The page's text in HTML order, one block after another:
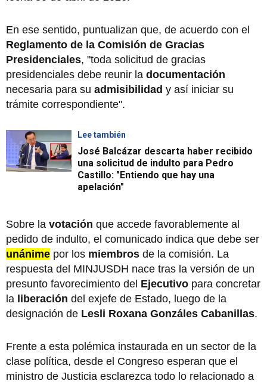
En ese sentido, puntualizan que, de acuerdo con el
Reglamento de la Comisión de Gracias
Presidenciales, "toda solicitud de gracias
presidenciales debe reunir la documentación
necesaria para su admisibilidad y así iniciar su
trámite correspondiente".
Lee también
José Balcázar descarta haber recibido
una solicitud de indulto para Pedro
Castillo: "Entiendo que hay una
apelación"
Sobre la votación que accede favorablemente al
pedido de indulto, el comunicado indica que debe ser
unánime por los miembros de la comisión. La
respuesta del MINJUSDH nace tras la versión de un
presunto favorecimiento del Ejecutivo para concretar
la liberación del exjefe de Estado, luego de la
designación de Lesli Roxana Gonzáles Cabanillas.
Frente a esta polémica instaurada en un sector de la
clase política, desde el Congreso esperan que el
ministro de Justicia esclarezca todo lo relacionado a